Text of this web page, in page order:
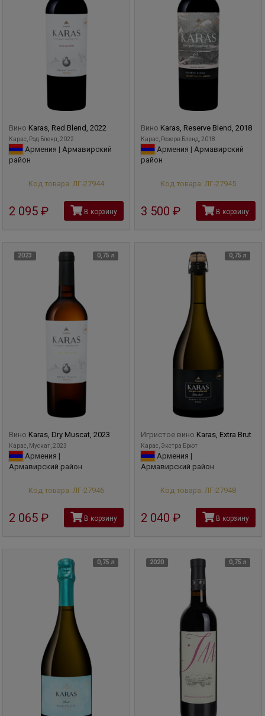
Вино Karas, Red Blend, 2022
Карас, Рэд Бленд, 2022
Армения | Армавирский
район
Код товара: ЛГ-27944
2 095 руб В корзину
Вино Karas, Reserve Blend, 2018
Карас, Резерв Бленд, 2018
Армения | Армавирский
район
Код товара: ЛГ-27945
3 500 руб В корзину
2023 0,75 л
Вино Karas, Dry Muscat, 2023
Карас, Мускат, 2023
Армения |
Армавирский район
Код товара: ЛГ-27946
2 065 руб В корзину
0,75 л
Игристое вино Karas, Extra Brut
Карас, Экстра Брют
Армения |
Армавирский район
Код товара: ЛГ-27948
2 040 руб В корзину
0,75 л 2020 0,75 л